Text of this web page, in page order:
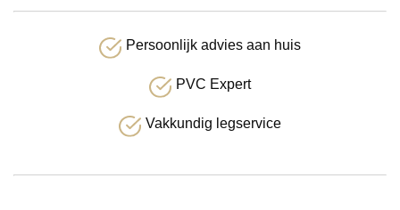
Persoonlijk advies aan huis
PVC Expert
Vakkundig legservice